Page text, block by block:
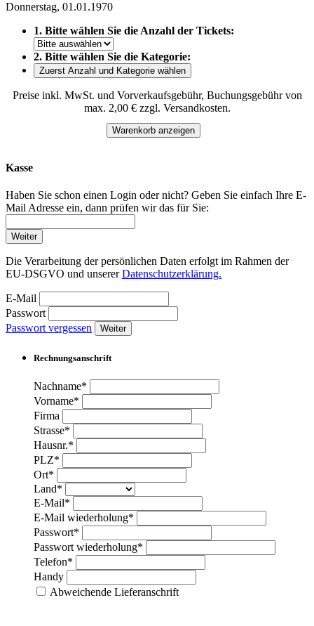
Donnerstag, 01.01.1970
1. Bitte wählen Sie die Anzahl der Tickets:
2. Bitte wählen Sie die Kategorie:
Zuerst Anzahl und Kategorie wählen
Preise inkl. MwSt. und Vorverkaufsgebühr, Buchungsgebühr von
max. 2,00 € zzgl. Versandkosten.
Warenkorb anzeigen
Kasse
Haben Sie schon einen Login oder nicht? Geben Sie einfach Ihre E-
Mail Adresse ein, dann prüfen wir das für Sie:
Weiter
Die Verarbeitung der persönlichen Daten erfolgt im Rahmen der
EU-DSGVO und unsererDatenschutzerklärung.
E-Mail
Passwort
Passwort vergessen
Weiter
Rechnungsanschrift
Nachname*
Vorname*
Firma
Strasse*
Hausnr.*
PLZ*
Ort*
Land*
E-Mail*
E-Mail wiederholung*
Passwort*
Passwort wiederholung*
Telefon*
Handy
Abweichende Lieferanschrift